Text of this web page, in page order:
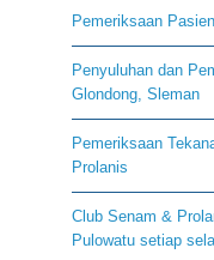
Pemeriksaan
Penyuluhan dan
Glondong, Sleman
Pemeriksaan
Prolanis
Club Senam &
Pulowatu setiap